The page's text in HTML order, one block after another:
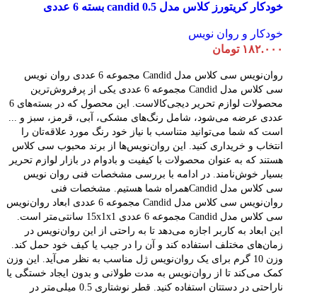
خودکار کریتورز کلاس مدل candid 0.5 بسته 6 عددی
خودکار و روان نویس
۱۸۲.۰۰۰ تومان
روان‌نویس سی کلاس مدل Candid مجموعه 6 عددی روان نویس
سی کلاس مدل Candid مجموعه 6 عددی یکی از پرفروش‌ترین
محصولات لوازم تحریر دیجی‌کالاست. این محصول که در بسته‌های 6
عددی عرضه می‌شود، شامل رنگ‌های مشکی، آبی، قرمز، سبز و ...
است که شما می‌توانید متناسب با نیاز خود رنگ مورد علاقه‌تان را
انتخاب و خریداری کنید. این روان‌نویس‌ها از برند محبوب سی کلاس
هستند که به عنوان محصولات با کیفیت و بادوام در بازار لوازم تحریر
بسیار خوش‌نامند. در ادامه با بررسی مشخصات فنی روان نویس
سی کلاس مدل Candidهمراه شما هستیم. مشخصات فنی
روان‌نویس سی کلاس مدل Candid مجموعه 6 عددی ابعاد روان‌نویس
سی کلاس مدل Candid مجموعه 6 عددی 15x1x1 سانتی‌متر است.
این ابعاد به کاربر اجازه می‌دهد تا به راحتی از این روان‌نویس در
زمان‌های مختلف استفاده کند و آن را در جیب یا کیف خود حمل کند.
وزن 10 گرم برای یک روان‌نویس ژل مناسب به نظر می‌آید. این وزن
کمک می‌کند تا از روان‌نویس به مدت طولانی و بدون ایجاد خستگی یا
ناراحتی در دستتان استفاده کنید. قطر نوشتاری 0.5 میلی‌متر در